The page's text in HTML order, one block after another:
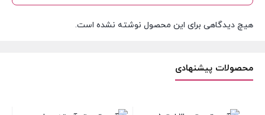
هیچ دیدگاهی برای این محصول نوشته نشده است.
محصولات پیشنهادی